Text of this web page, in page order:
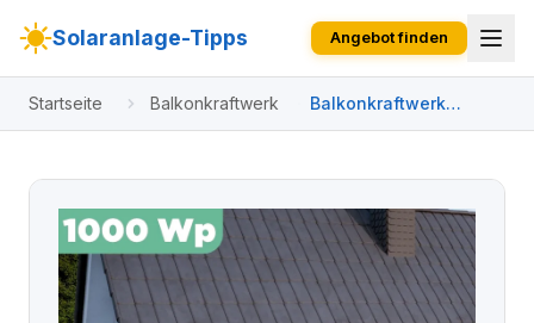
Solaranlage-Tipps Angebot finden
Startseite Balkonkraftwerk
Balkonkraftwerk
Ziegeldach 1000 Wp
W / Trina Solar / 500
Black) / Klassik
Halterung / eine Reihe
hochkant / 2 Module